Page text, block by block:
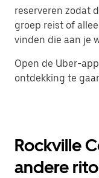
reserveren zodat
groep reist of
vinden die aan je
Open de Uber-
ontdekking te
Rockville
andere